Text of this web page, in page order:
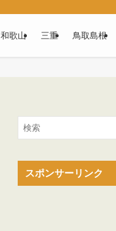
和歌山 三重 鳥取島根
スポンサーリンク